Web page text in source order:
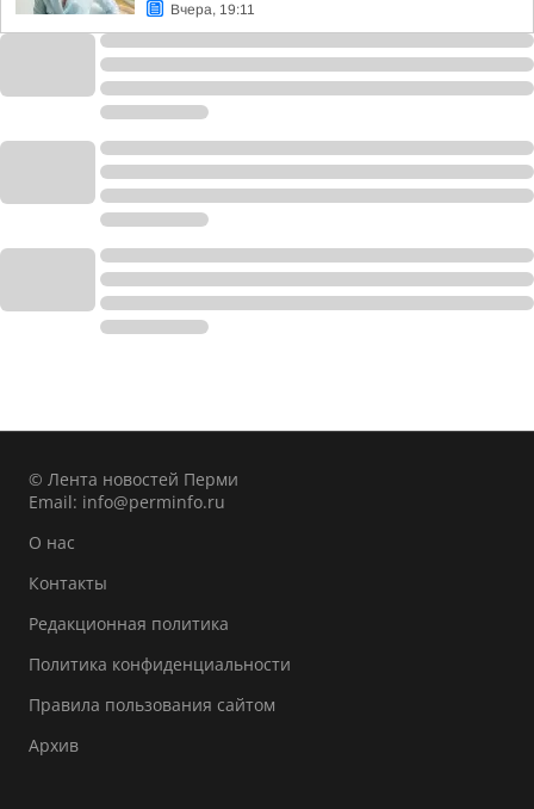
Вчера, 19:11
© Лента новостей Перми
Email: info@perminfo.ru
О нас
Контакты
Редакционная политика
Политика конфиденциальности
Правила пользования сайтом
Архив